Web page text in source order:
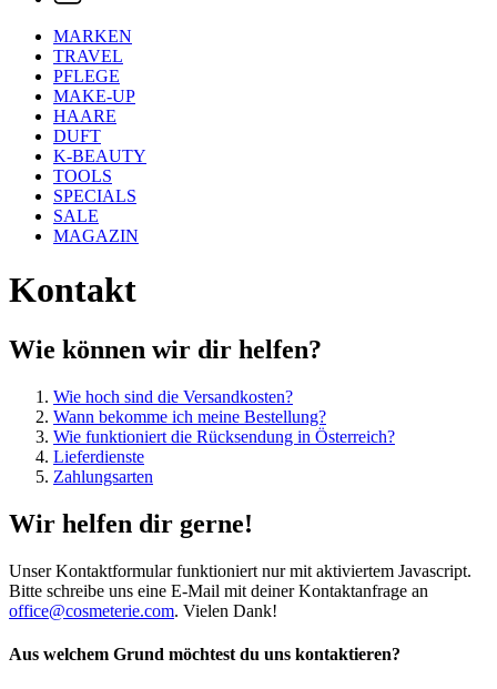
MARKEN
TRAVEL
PFLEGE
MAKE-UP
HAARE
DUFT
K-BEAUTY
TOOLS
SPECIALS
SALE
MAGAZIN
Kontakt
Wie können wir dir helfen?
Wie hoch sind die Versandkosten?
Wann bekomme ich meine Bestellung?
Wie funktioniert die Rücksendung in Österreich?
Lieferdienste
Zahlungsarten
Wir helfen dir gerne!
Unser Kontaktformular funktioniert nur mit aktiviertem Javascript.
Bitte schreibe uns eine E-Mail mit deiner Kontaktanfrage an
office@cosmeterie.com. Vielen Dank!
Aus welchem Grund möchtest du uns kontaktieren?